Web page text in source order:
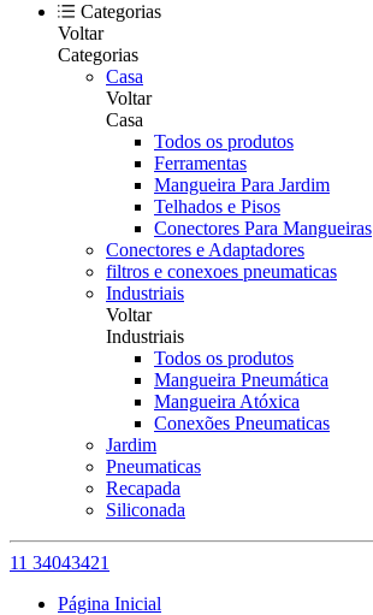
Categorias
Voltar
Categorias
Casa
Voltar
Casa
Todos os produtos
Ferramentas
Mangueira Para Jardim
Telhados e Pisos
Conectores Para Mangueiras
Conectores e Adaptadores
filtros e conexoes pneumaticas
Industriais
Voltar
Industriais
Todos os produtos
Mangueira Pneumática
Mangueira Atóxica
Conexões Pneumaticas
Jardim
Pneumaticas
Recapada
Siliconada
11 34043421
Página Inicial